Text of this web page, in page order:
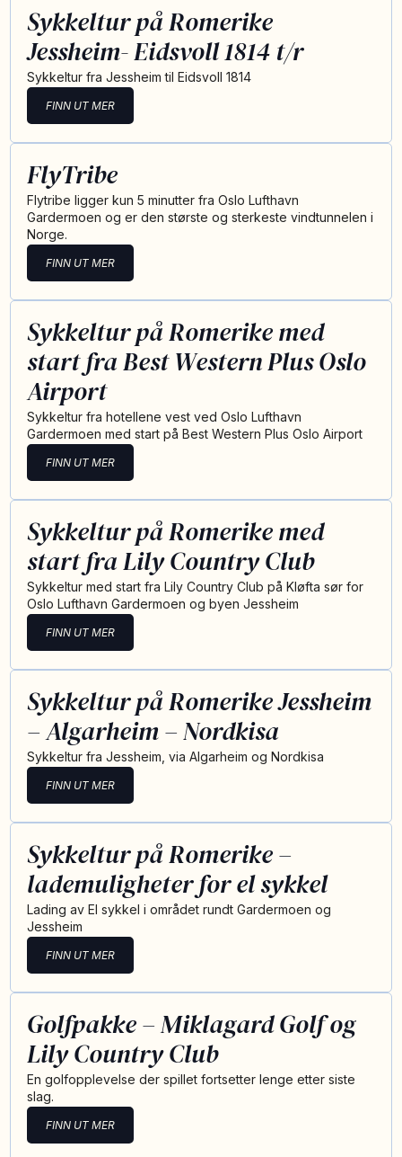
Sykkeltur på Romerike
Jessheim- Eidsvoll 1814 t/r
Sykkeltur fra Jessheim til Eidsvoll 1814
FINN UT MER
FlyTribe
Flytribe ligger kun 5 minutter fra Oslo Lufthavn
Gardermoen og er den største og sterkeste vindtunnelen i
Norge.
FINN UT MER
Sykkeltur på Romerike med
start fra Best Western Plus Oslo
Airport
Sykkeltur fra hotellene vest ved Oslo Lufthavn
Gardermoen med start på Best Western Plus Oslo Airport
FINN UT MER
Sykkeltur på Romerike med
start fra Lily Country Club
Sykkeltur med start fra Lily Country Club på Kløfta sør for
Oslo Lufthavn Gardermoen og byen Jessheim
FINN UT MER
Sykkeltur på Romerike Jessheim
– Algarheim – Nordkisa
Sykkeltur fra Jessheim, via Algarheim og Nordkisa
FINN UT MER
Sykkeltur på Romerike –
lademuligheter for el sykkel
Lading av El sykkel i området rundt Gardermoen og
Jessheim
FINN UT MER
Golfpakke – Miklagard Golf og
Lily Country Club
En golfopplevelse der spillet fortsetter lenge etter siste
slag.
FINN UT MER